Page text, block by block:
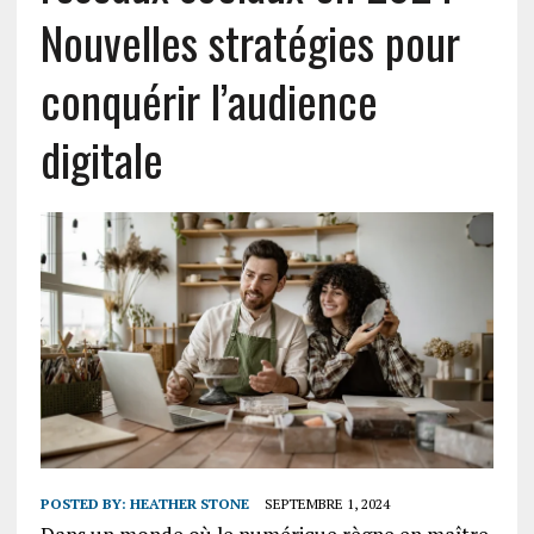
Nouvelles stratégies pour
conquérir l’audience
digitale
POSTED BY: HEATHER STONE SEPTEMBRE 1, 2024